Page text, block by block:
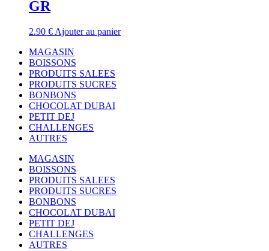
GR
2.90 € Ajouter au panier
MAGASIN
BOISSONS
PRODUITS SALEES
PRODUITS SUCRES
BONBONS
CHOCOLAT DUBAI
PETIT DEJ
CHALLENGES
AUTRES
MAGASIN
BOISSONS
PRODUITS SALEES
PRODUITS SUCRES
BONBONS
CHOCOLAT DUBAI
PETIT DEJ
CHALLENGES
AUTRES